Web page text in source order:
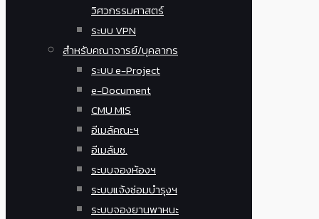
วิศวกรรมศาสตร์
ระบบ VPN
สำหรับคณาจารย์/บุคลากร
ระบบ e-Project
e-Document
CMU MIS
อีเมล์คณะฯ
อีเมล์มช.
ระบบจองห้องฯ
ระบบแจ้งซ่อมบำรุงฯ
ระบบจองยานพาหนะ